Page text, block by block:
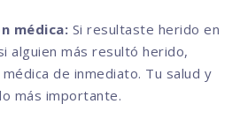
médica: Si resultaste herido en
alguien más resultó herido,
de inmediato. Tu salud y
más importante.